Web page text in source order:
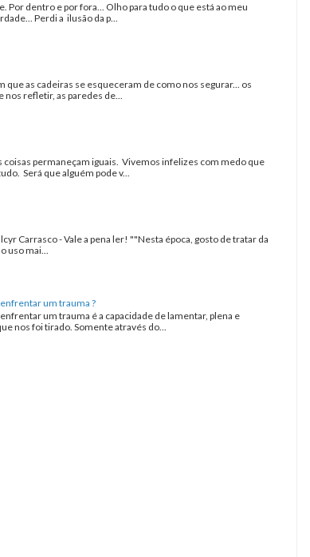
Por dentro e por fora... Olho para tudo o que está ao meu
Perdi a ilusão da p...
que as cadeiras se esqueceram de como nos segurar... os
refletir, as paredes de...
coisas permaneçam iguais. Vivemos infelizes com medo que
Será que alguém pode v...
Carrasco - Vale a pena ler! ""Nesta época, gosto de tratar da
uso mai...
um trauma ?
um trauma é a capacidade de lamentar, plena e
nos foi tirado. Somente através do...